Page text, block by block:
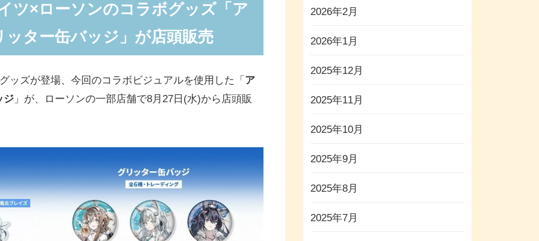
ツ×ローソンのコラボグッズ「ア
ター缶バッジ」が店頭販売
ズが登場、今回のコラボビジュアルを使用した「 ア
ジ 」が、ローソンの一部店舗で8月27日(水)から店頭販
2026年2月
2026年1月
2025年12月
2025年11月
2025年10月
2025年9月
2025年8月
2025年7月